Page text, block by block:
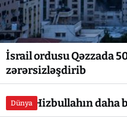
İsrail ordusu Qəzzada
zərərsizləşdirib
Dünya
İsrail Hizbullahın